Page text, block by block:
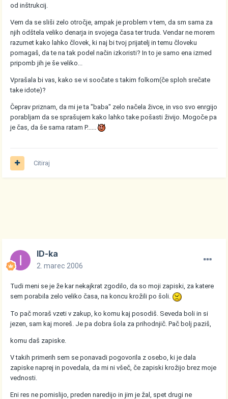
od inštrukcij.
Vem da se sliši zelo otročje, ampak je problem v tem, da sm sama za
njih odštela veliko denarja in svojega časa ter truda. Vendar ne morem
razumet kako lahko človek, ki naj bi tvoj prijatelj in temu človeku
pomagaš, da te na tak podel način izkoristi? In to je samo ena izmed
pripomb jih je še veliko...
Vprašala bi vas, kako se vi soočate s takim folkom(če sploh srečate
take idote)?
Čeprav priznam, da mi je ta "baba" zelo načela živce, in vso svo enrgijo
porabljam da se sprašujem kako lahko take pošasti živijo. Mogoče pa
je čas, da še sama ratam P......
Citiraj
ID-ka
2. marec 2006
Tudi meni se je že kar nekajkrat zgodilo, da so moji zapiski, za katere
sem porabila zelo veliko časa, na koncu krožili po šoli.
To pač moraš vzeti v zakup, ko komu kaj posodiš. Seveda boli in si
jezen, sam kaj moreš. Je pa dobra šola za prihodnjič. Pač bolj paziš,
komu daš zapiske.
V takih primerih sem se ponavadi pogovorila z osebo, ki je dala
zapiske naprej in povedala, da mi ni všeč, če zapiski krožijo brez moje
vednosti.
Eni res ne pomislijo, preden naredijo in jim je žal, spet drugi ne